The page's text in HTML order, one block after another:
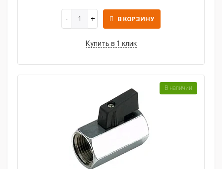
В КОРЗИНУ
Купить в 1 клик
В наличии